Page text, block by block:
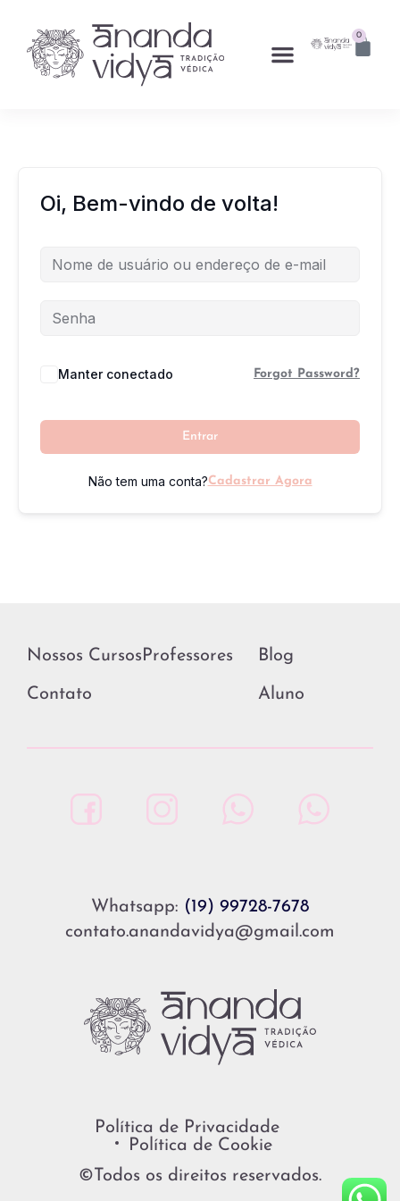
0
Oi, Bem-vindo de volta!
Manter conectado Forgot Password?
Entrar
Não tem uma conta?Cadastrar Agora
Whatsapp: (19) 99728-7678
contato.anandavidya@gmail.com
Política de Privacidade
Política de Cookie
©Todos os direitos reservados.
Nossos CursosProfessores Blog
Contato Aluno